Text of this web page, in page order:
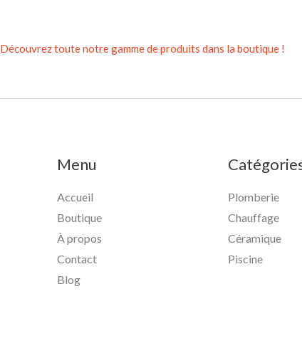
Découvrez toute notre gamme de produits dans la boutique !
Menu
Accueil
Boutique
À propos
Contact
Blog
Plomberie
Chauffage
Céramique
Piscine